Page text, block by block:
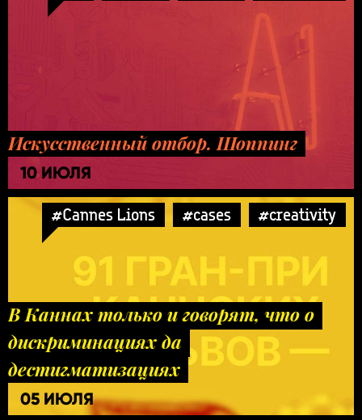
Искусственный отбор. Шоппинг
10 ИЮЛЯ
#Cannes Lions #cases #creativity
В Каннах только и говорят, что о
дискриминациях да
дестигматизациях
05 ИЮЛЯ